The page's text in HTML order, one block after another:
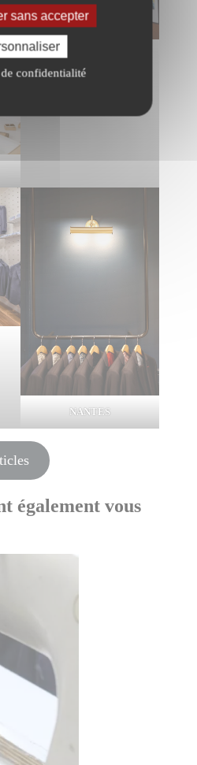
sans accepter
confidentialité
NANTES
également vous